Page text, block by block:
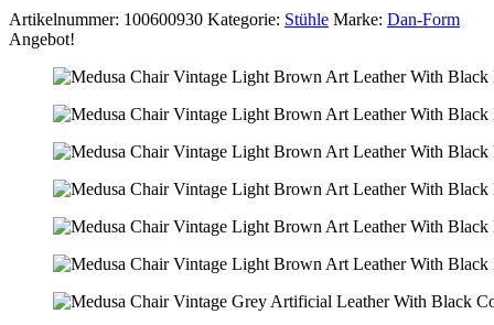
Artikelnummer: 100600930 Kategorie: Stühle Marke: Dan-Form
Angebot!